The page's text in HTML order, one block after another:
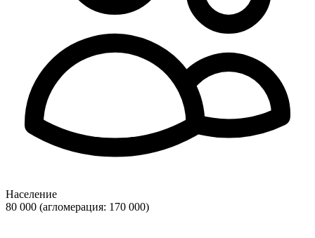
Население
80 000 (агломерация: 170 000)